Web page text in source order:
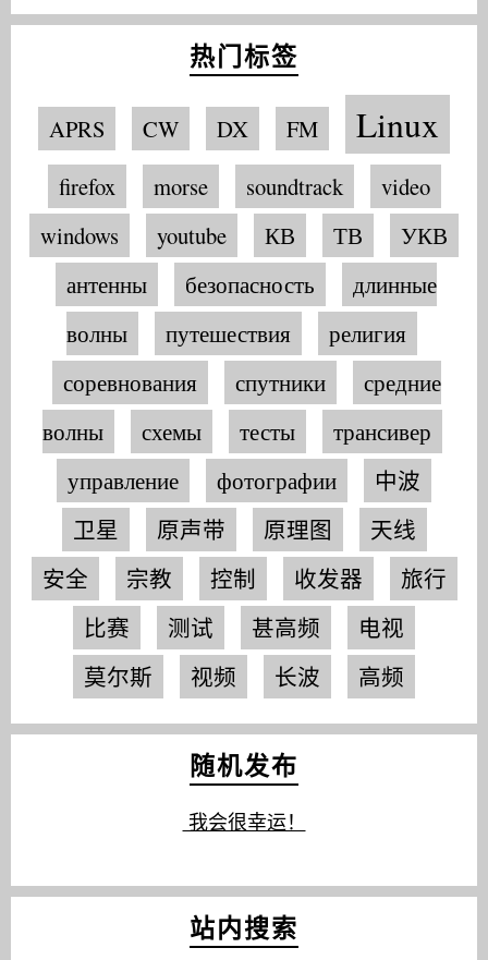
热门标签
APRS CW DX FM Linux
firefox morse soundtrack
video
windows
youtube КВ ТВ
УКВ
антенны
безопасность
длинные
волны
путешествия
религия
соревнования
спутники
средние
волны
схемы тесты
трансивер
управление
фотографии
中波
卫星
原声带 原理图
天线
安全
宗教 控制 收发器
旅行
比赛
测试 甚高频
电视
莫尔斯
视频 长波 高频
随机发布
我会很幸运！
站内搜索